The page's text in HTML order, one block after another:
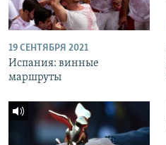
19 СЕНТЯБРЯ 2021
Испания: винные
маршруты